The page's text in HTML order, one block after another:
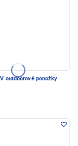
outdoorové ponožky